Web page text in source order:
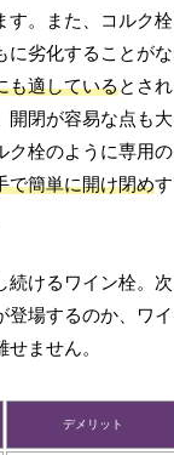
す。また、コルク栓
に劣化することがな
も適しているとされ
開閉が容易な点も大
ク栓のように専用の
で簡単に開け閉めす
続けるワイン栓。次
登場するのか、ワイ
ません。
デメリット